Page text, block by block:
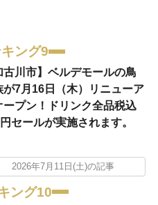
ング9
古川市】ベルデモールの鳥
が7月16日（木）リニューア
ープン！ドリンク全品税込
セールが実施されます。
2026年7月11日(土)の記事
ング10